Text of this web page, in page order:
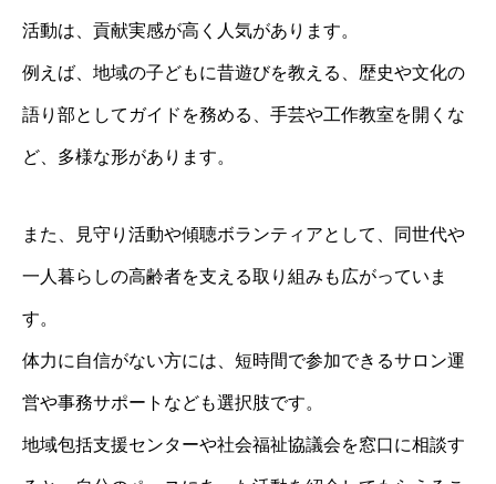
活動は、貢献実感が高く人気があります。
例えば、地域の子どもに昔遊びを教える、歴史や文化の
語り部としてガイドを務める、手芸や工作教室を開くな
ど、多様な形があります。
また、見守り活動や傾聴ボランティアとして、同世代や
一人暮らしの高齢者を支える取り組みも広がっていま
す。
体力に自信がない方には、短時間で参加できるサロン運
営や事務サポートなども選択肢です。
地域包括支援センターや社会福祉協議会を窓口に相談す